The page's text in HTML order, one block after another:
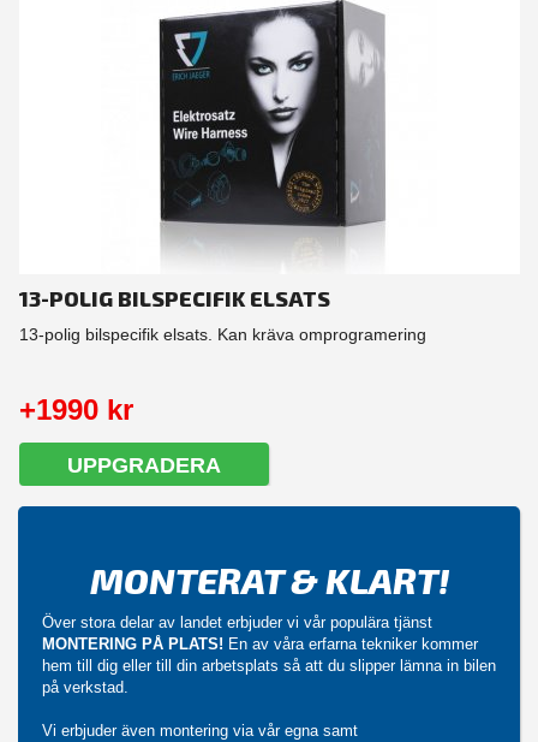
13-POLIG BILSPECIFIK ELSATS
13-polig bilspecifik elsats. Kan kräva omprogramering
+1990 kr
UPPGRADERA
MONTERAT & KLART!
Över stora delar av landet erbjuder vi vår populära tjänst
MONTERING PÅ PLATS! En av våra erfarna tekniker kommer
hem till dig eller till din arbetsplats så att du slipper lämna in bilen
på verkstad.
Vi erbjuder även montering via vår egna samt